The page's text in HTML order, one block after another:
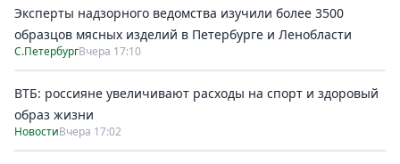
Эксперты надзорного ведомства изучили более 3500
образцов мясных изделий в Петербурге и Ленобласти
С.ПетербургВчера 17:10
ВТБ: россияне увеличивают расходы на спорт и здоровый
образ жизни
НовостиВчера 17:02